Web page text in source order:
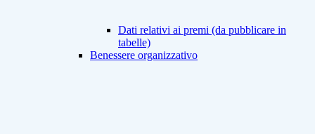
Dati relativi ai premi (da pubblicare in
tabelle)
Benessere organizzativo